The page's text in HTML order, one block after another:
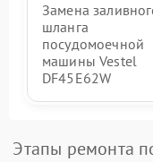
Замена
шланга
посудомоечной
машины Vestel
DF45E62W
Этапы ремонта